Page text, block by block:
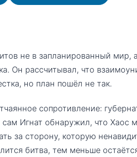
не в запланированный мир,
Он рассчитывал, что
но план пошёл не так.
сопротивление:
Игнат обнаружил, что Хаос
за сторону, которую
битва, тем меньше